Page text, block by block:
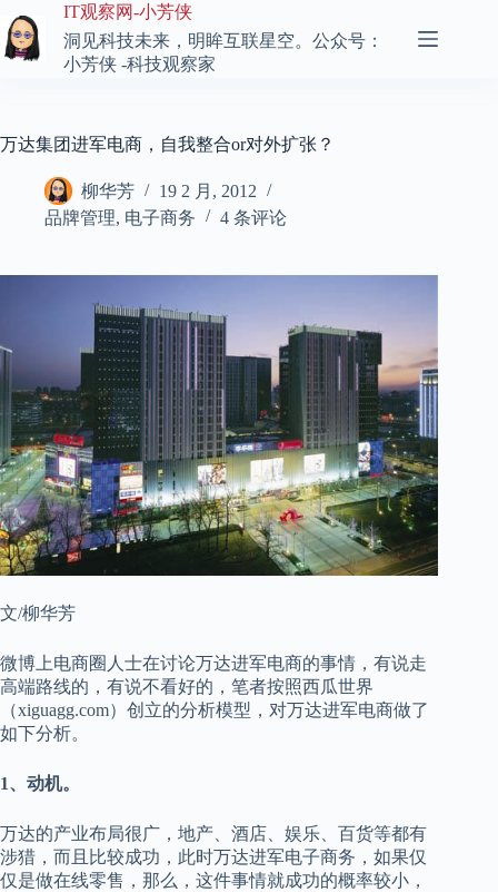
至
内
IT观察网-小芳侠
洞见科技未来，明眸互联星空。公众号：
小芳侠 -科技观察家
万达集团进军电商，自我整合or对外扩张？
柳华芳
19 2 月, 2012
品牌管理, 电子商务 4 条评论
文/柳华芳
微博上电商圈人士在讨论万达进军电商的事情，有说走
高端路线的，有说不看好的，笔者按照西瓜世界
（xiguagg.com）创立的分析模型，对万达进军电商做了
如下分析。
1、动机。
万达的产业布局很广，地产、酒店、娱乐、百货等都有
涉猎，而且比较成功，此时万达进军电子商务，如果仅
仅是做在线零售，那么，这件事情就成功的概率较小，